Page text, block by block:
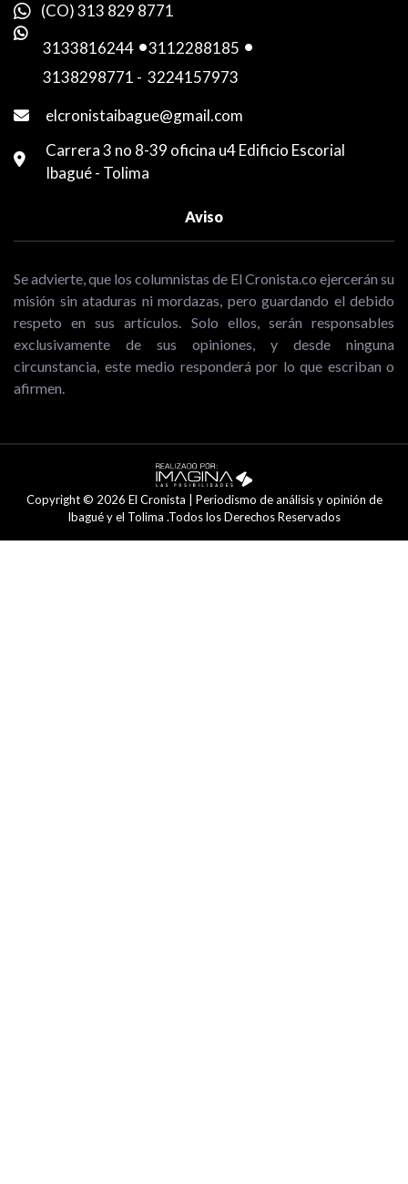
(CO) 313 829 8771
3133816244 -3112288185 -
3138298771 - 3224157973
elcronistaibague@gmail.com
Carrera 3 no 8-39 oficina u4 Edificio Escorial
Ibagué - Tolima
Aviso
Se advierte, que los columnistas de El Cronista.co ejercerán su
misión sin ataduras ni mordazas, pero guardando el debido
respeto en sus artículos. Solo ellos, serán responsables
exclusivamente de sus opiniones, y desde ninguna
circunstancia, este medio responderá por lo que escriban o
afirmen.
Copyright © 2026 El Cronista | Periodismo de análisis y opinión de
Ibagué y el Tolima .Todos los Derechos Reservados